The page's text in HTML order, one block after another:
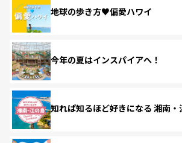
地球の歩き方♥偏愛ハワイ
今年の夏はインスパイアへ！
知れば知るほど好きになる 湘南・